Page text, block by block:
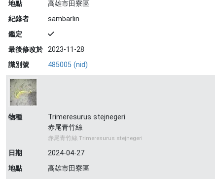
地點
高雄市田寮區
紀錄者
sambarlin
鑑定
最後修改於 2023-11-28
識別號
485005 (nid)
物種
Trimeresurus stejnegeri
赤尾青竹絲
赤尾青竹絲 Trimeresurus stejnegeri
日期
2024-04-27
地點
高雄市田寮區